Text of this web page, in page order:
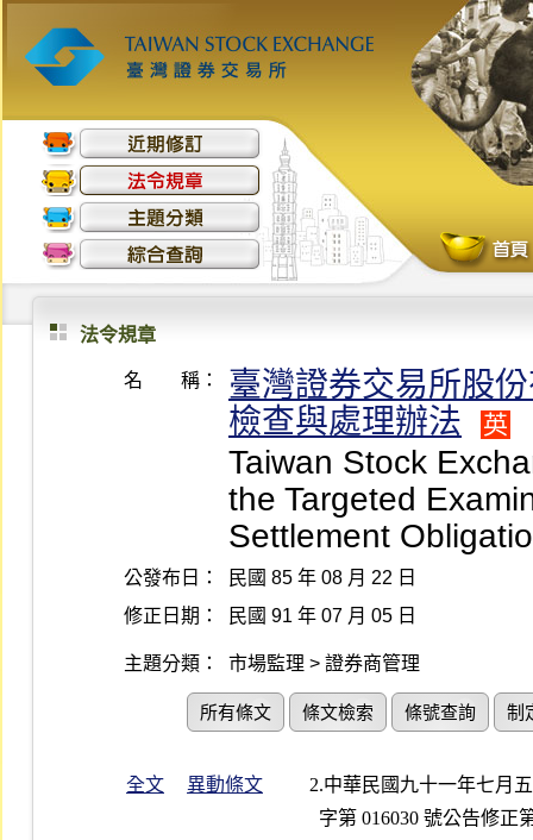
法令規章
名 稱：
臺灣證券交易所股
檢查與處理辦法
英
Taiwan Stock
the Targeted
Settlement
公發布日：
民國 85 年 08 月 22 日
修正日期：
民國 91 年 07 月 05 日
主題分類： 市場監理 > 證券商管理
所有條文 條文檢索 條號查詢 制
全文 異動條文
2.中華民國九十一年七月